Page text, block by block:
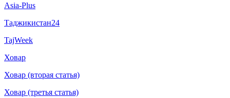
Asia-Plus
Таджикистан24
TajWeek
Ховар
Ховар (вторая статья)
Ховар (третья статья)